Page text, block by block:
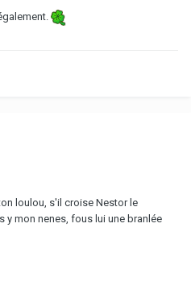
loulou, s'il croise Nestor le
y mon nenes, fous lui une branlée